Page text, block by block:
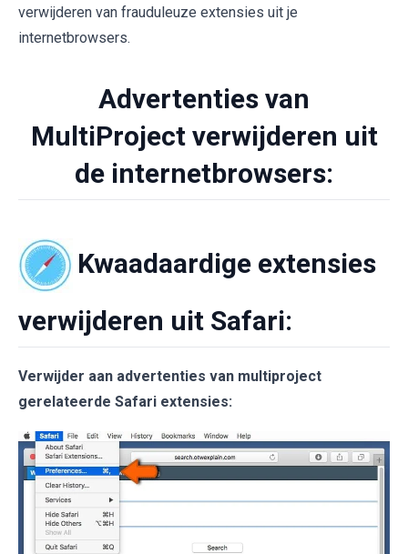
verwijderen van frauduleuze extensies uit je
internetbrowsers.
Advertenties van
MultiProject verwijderen uit
de internetbrowsers:
Kwaadaardige extensies
verwijderen uit Safari:
Verwijder aan advertenties van multiproject
gerelateerde Safari extensies: